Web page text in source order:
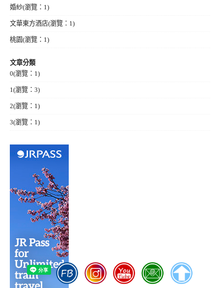
婚紗(瀏覽：1)
文華東方酒店(瀏覽：1)
桃園(瀏覽：1)
文章分類
0(瀏覽：1)
1 (瀏覽：3)
2(瀏覽：1)
3(瀏覽：1)